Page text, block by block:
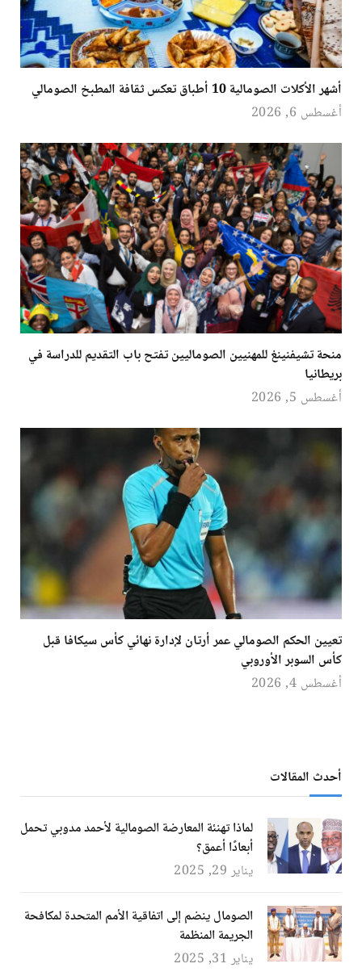
أشهر الأكلات الصومالية 10 أطباق تعكس ثقافة المطبخ الصومالي
أغسطس 6, 2026
منحة تشيفنينغ للمهنيين الصوماليين تفتح باب التقديم للدراسة في
بريطانيا
أغسطس 5, 2026
تعيين الحكم الصومالي عمر أرتان لإدارة نهائي كأس سيكافا قبل
كأس السوبر الأوروبي
أغسطس 4, 2026
أحدث المقالات
لماذا تهنئة المعارضة الصومالية لأحمد مدوبي تحمل
أبعادًا أعمق؟
يناير 29, 2025
الصومال ينضم إلى اتفاقية الأمم المتحدة لمكافحة
الجريمة المنظمة
يناير 31, 2025